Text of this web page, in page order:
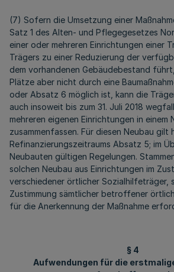
(7) Sofern die Umsetzung einer
Satz 1 des Alten- und Pflegegesetzes
einer oder mehreren Einrichtungen einer
Trägers zu einer Reduzierung der
dem vorhandenen Gebäudebestand
Plätze aber nicht durch eine
oder Absatz 6 möglich ist, kann die
auch insoweit bis zum 31. Juli 2018
mehreren eigenen Einrichtungen in einem
zusammenfassen. Für diesen Neubau gilt
Refinanzierungszeitraums Absatz 5; im
Neubauten gültigen Regelungen.
solchen Neubau aus Einrichtungen im
verschiedener örtlicher Sozialhilfeträger,
Zustimmung sämtlicher betroffener
für die Anerkennung der Maßnahme
§ 4
Aufwendungen für die